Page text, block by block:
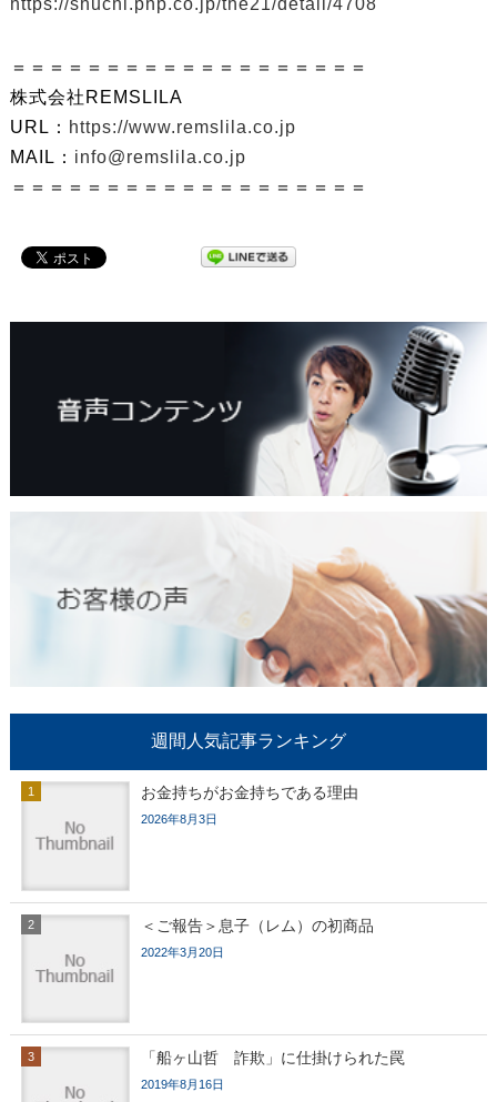
＝＝＝＝＝＝＝＝＝＝＝＝＝＝＝＝＝＝＝
株式会社REMSLILA
URL： https://www.remslila.co.jp
MAIL： info@remslila.co.jp
＝＝＝＝＝＝＝＝＝＝＝＝＝＝＝＝＝＝＝
週間人気記事ランキング
お金持ちがお金持ちである理由
2026年8月3日
＜ご報告＞息子（レム）の初商品
2022年3月20日
「船ヶ山哲 詐欺」に仕掛けられた罠
2019年8月16日